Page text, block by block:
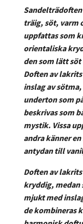
träig, söt, varm
uppfattas som
orientaliska
den som lätt
Doften av
inslag av
underton som
beskrivas som
mystik. Vissa
andra känner
antydan till
Doften av
kryddig,
mjukt med
de kombineras